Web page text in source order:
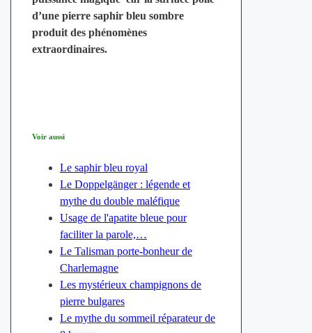
d’une pierre saphir bleu sombre
produit des phénomènes
extraordinaires.
Voir aussi
Le saphir bleu royal
Le Doppelgänger : légende et
mythe du double maléfique
Usage de l'apatite bleue pour
faciliter la parole,…
Le Talisman porte-bonheur de
Charlemagne
Les mystérieux champignons de
pierre bulgares
Le mythe du sommeil réparateur de